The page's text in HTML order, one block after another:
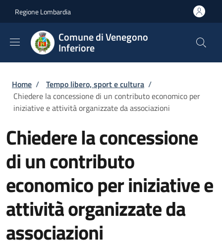
Regione Lombardia
Comune di Venegono
Inferiore
Briciole di pane
Home / Tempo libero, sport e cultura /
Chiedere la concessione di un contributo economico per
iniziative e attività organizzate da associazioni
Chiedere la concessione
di un contributo
economico per iniziative e
attività organizzate da
associazioni